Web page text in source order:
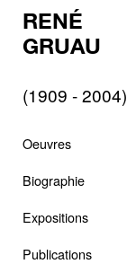
RENÉ
GRUAU
(1909 - 2004)
Oeuvres
Biographie
Expositions
Publications